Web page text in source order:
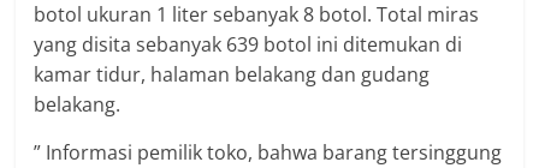
botol ukuran 1 liter sebanyak 8 botol. Total miras
yang disita sebanyak 639 botol ini ditemukan di
kamar tidur, halaman belakang dan gudang
belakang.
” Informasi pemilik toko, bahwa barang tersinggung